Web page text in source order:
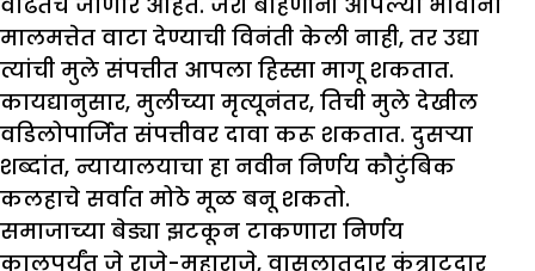
मालमत्तेत वाटा देण्याची विनंती केली नाही, तर उद्या
त्यांची मुले संपत्तीत आपला हिस्सा मागू शकतात.
कायद्यानुसार, मुलीच्या मृत्यूनंतर, तिची मुले देखील
वडिलोपार्जित संपत्तीवर दावा करू शकतात. दुसऱ्या
शब्दांत, न्यायालयाचा हा नवीन निर्णय कौटुंबिक
कलहाचे सर्वात मोठे मूळ बनू शकतो.
समाजाच्या बेड्या झटकून टाकणारा निर्णय
कालपर्यंत जे राजे-महाराजे, वासलातदार कंत्राटदार